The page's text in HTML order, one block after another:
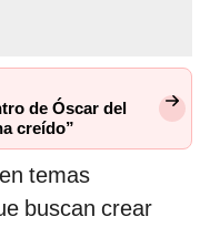
de Óscar del
creído”
temas
buscan crear